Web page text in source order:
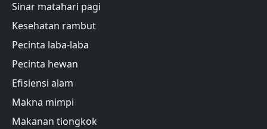
Sinar matahari pagi
Kesehatan rambut
Pecinta laba-laba
Pecinta hewan
Efisiensi alam
Makna mimpi
Makanan tiongkok